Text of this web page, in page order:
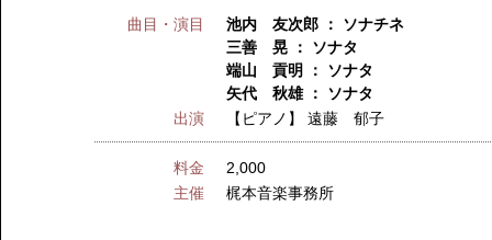
曲目・演目
池内 友次郎 ： ソナチネ
三善 晃 ： ソナタ
端山 貢明 ： ソナタ
矢代 秋雄 ： ソナタ
出演
【ピアノ】遠藤 郁子
料金
2,000
主催
梶本音楽事務所